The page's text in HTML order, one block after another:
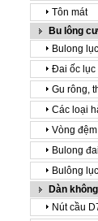
Tôn mát
Bu lông
Bulong
Đai ốc lục
Gu rông,
Các loại
Vòng
Bulong
Bulông
Dàn
Nút cầu